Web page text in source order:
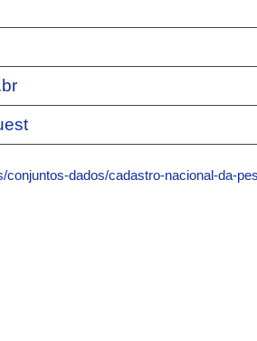
dados/cadastro-nacional-da-